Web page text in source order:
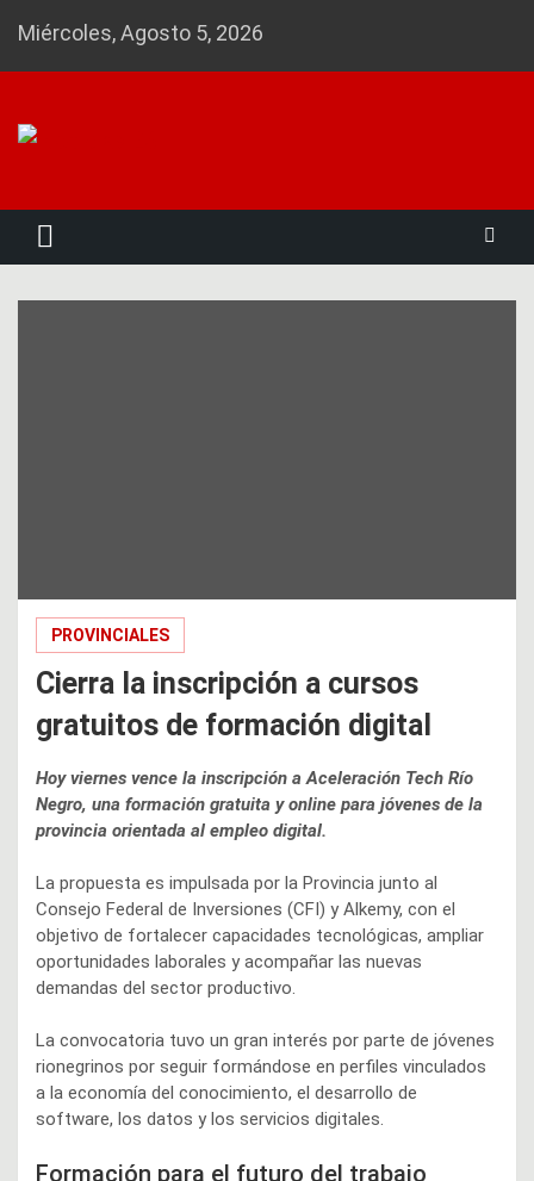
Miércoles, Agosto 5, 2026
PROVINCIALES
Cierra la inscripción a cursos
gratuitos de formación digital
Hoy viernes vence la inscripción a Aceleración Tech Río
Negro, una formación gratuita y online para jóvenes de la
provincia orientada al empleo digital.
La propuesta es impulsada por la Provincia junto al
Consejo Federal de Inversiones (CFI) y Alkemy, con el
objetivo de fortalecer capacidades tecnológicas, ampliar
oportunidades laborales y acompañar las nuevas
demandas del sector productivo.
La convocatoria tuvo un gran interés por parte de jóvenes
rionegrinos por seguir formándose en perfiles vinculados
a la economía del conocimiento, el desarrollo de
software, los datos y los servicios digitales.
Formación para el futuro del trabajo